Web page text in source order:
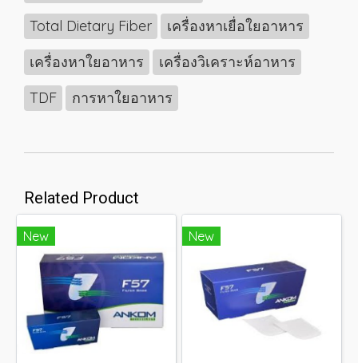
Total Dietary Fiber
เครื่องหาเยื่อใยอาหาร
เครื่องหาใยอาหาร
เครื่องวิเคราะห์อาหาร
TDF
การหาใยอาหาร
Related Product
New New